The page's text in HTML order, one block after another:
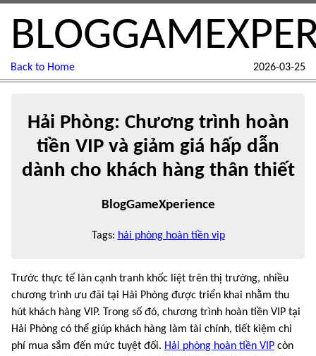
Back to Home 2026-03-25
Hải Phòng: Chương trình hoàn
tiền VIP và giảm giá hấp dẫn
dành cho khách hàng thân thiết
BlogGameXperience
Tags: hải phòng hoàn tiền vip
Trước thực tế làn cạnh tranh khốc liệt trên thị trường, nhiều
chương trình ưu đãi tại Hải Phòng được triển khai nhằm thu
hút khách hàng VIP. Trong số đó, chương trình hoàn tiền VIP tại
Hải Phòng có thể giúp khách hàng làm tài chính, tiết kiệm chi
phí mua sắm đến mức tuyệt đối. Hải phòng hoàn tiền VIP còn